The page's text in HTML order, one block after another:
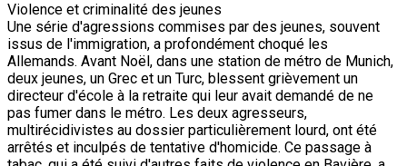
Violence et criminalité des jeunes
Une série d'agressions commises par des jeunes, souvent
issus de l'immigration, a profondément choqué les
Allemands. Avant Noël, dans une station de métro de Munich,
deux jeunes, un Grec et un Turc, blessent grièvement un
directeur d'école à la retraite qui leur avait demandé de ne
pas fumer dans le métro. Les deux agresseurs,
multirécidivistes au dossier particulièrement lourd, ont été
arrêtés et inculpés de tentative d'homicide. Ce passage à